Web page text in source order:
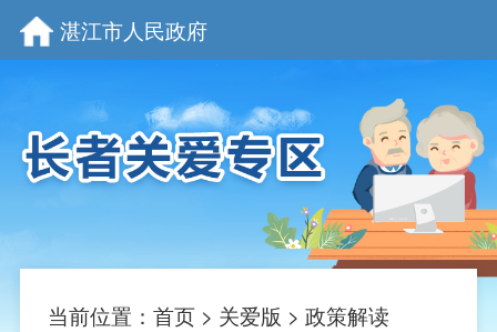
湛江市人民政府
当前位置： 首页> 关爱版 > 政策解读